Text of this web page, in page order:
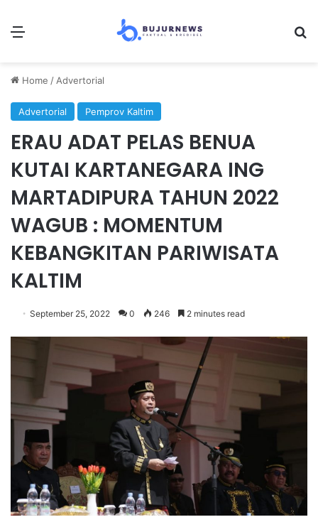
Home / Advertorial
Advertorial Pemprov Kaltim
ERAU ADAT PELAS BENUA
KUTAI KARTANEGARA ING
MARTADIPURA TAHUN 2022
WAGUB : MOMENTUM
KEBANGKITAN PARIWISATA
KALTIM
September 25, 2022 0 246 2 minutes read